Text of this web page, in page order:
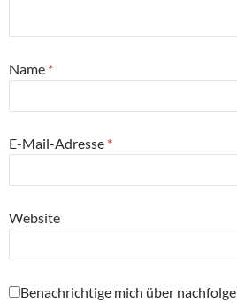
Name *
E-Mail-Adresse *
Website
Benachrichtige mich über